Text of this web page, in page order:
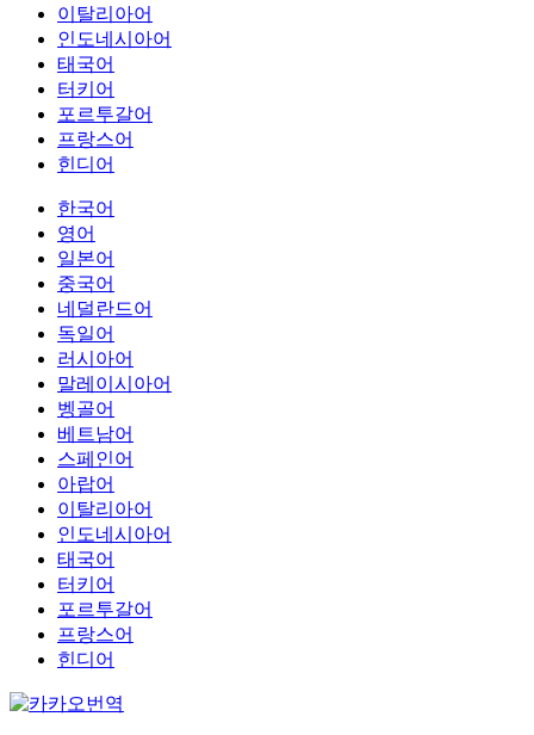
이탈리아어
인도네시아어
태국어
터키어
포르투갈어
프랑스어
힌디어
한국어
영어
일본어
중국어
네덜란드어
독일어
러시아어
말레이시아어
벵골어
베트남어
스페인어
아랍어
이탈리아어
인도네시아어
태국어
터키어
포르투갈어
프랑스어
힌디어